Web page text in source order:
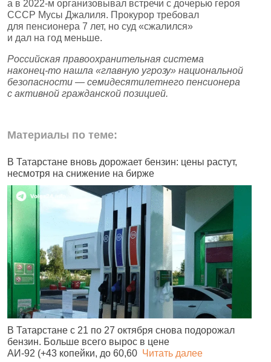
а в 2022‑м организовывал встречи с дочерью героя
СССР Мусы Джалиля. Прокурор требовал
для пенсионера 7 лет, но суд «сжалился»
и дал на год меньше.
Российская правоохранительная система
наконец‑то нашла «главную угрозу» национальной
безопасности — семидесятилетнего пенсионера
с активной гражданской позицией.
Материалы по теме:
В Татарстане вновь дорожает бензин: цены растут,
несмотря на снижение на бирже
В Татарстане с 21 по 27 октября снова подорожал
бензин. Больше всего вырос в цене
АИ‑92 (+43 копейки, до 60,60 Читать далее